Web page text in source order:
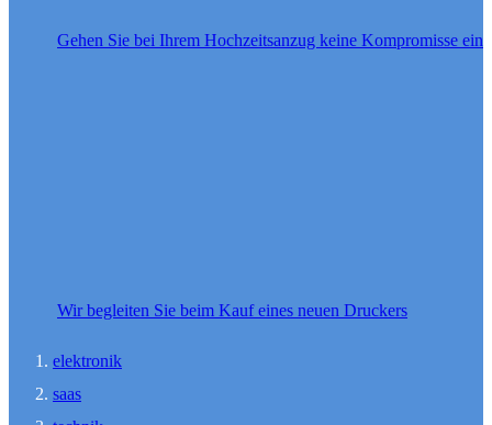
Gehen Sie bei Ihrem Hochzeitsanzug keine Kompromisse ein
Wir begleiten Sie beim Kauf eines neuen Druckers
elektronik
saas